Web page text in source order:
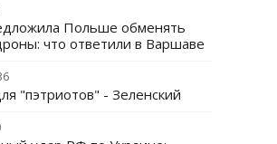
Польше обменять
что ответили в Варшаве
"пэтриотов" - Зеленский